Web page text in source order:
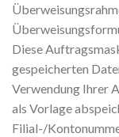
Diese
gespeicherten
Verwendung Ihrer
als Vorlage
Filial-/